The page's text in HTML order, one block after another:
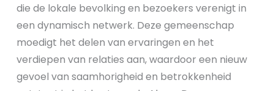
die de lokale bevolking en bezoekers verenigt in
een dynamisch netwerk. Deze gemeenschap
moedigt het delen van ervaringen en het
verdiepen van relaties aan, waardoor een nieuw
gevoel van saamhorigheid en betrokkenheid